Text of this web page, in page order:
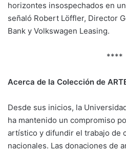
horizontes insospechados en
señaló Robert Löffler, Director
Bank y Volkswagen Leasing.
****
Acerca de la Colección de
Desde sus inicios, la
ha mantenido un compromiso
artístico y difundir el trabajo de
nacionales. Las donaciones de